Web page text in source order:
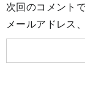
次回のコメント
メールアドレス